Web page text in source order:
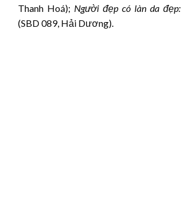
Thanh Hoá); Người đẹp có làn da đẹp:
(SBD 089, Hải Dương).